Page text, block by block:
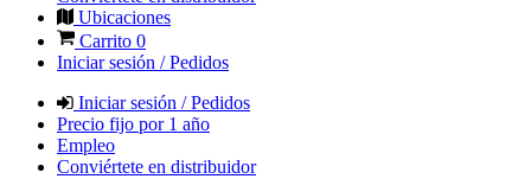
Ubicaciones
Carrito 0
Iniciar sesión / Pedidos
Iniciar sesión / Pedidos
Precio fijo por 1 año
Empleo
Conviértete en distribuidor